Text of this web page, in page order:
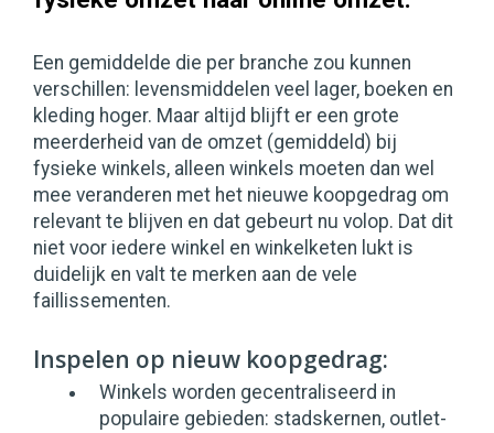
Een gemiddelde die per branche zou kunnen
verschillen: levensmiddelen veel lager, boeken en
kleding hoger. Maar altijd blijft er een grote
meerderheid van de omzet (gemiddeld) bij
fysieke winkels, alleen winkels moeten dan wel
mee veranderen met het nieuwe koopgedrag om
relevant te blijven en dat gebeurt nu volop. Dat dit
niet voor iedere winkel en winkelketen lukt is
duidelijk en valt te merken aan de vele
faillissementen.
Inspelen op nieuw koopgedrag:
Winkels worden gecentraliseerd in
populaire gebieden: stadskernen, outlet-